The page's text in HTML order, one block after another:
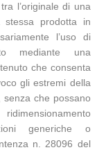
l’originale di una
prodotta in
l’uso di
mediante una
che consenta
gli estremi della
senza che possano
generiche o
n. 28096 del